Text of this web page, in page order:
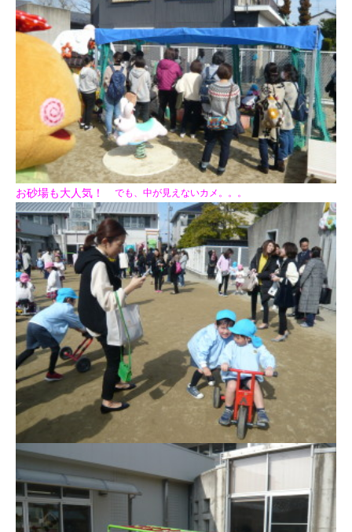
お砂場も大人気！ でも、中が見えないカメ。。。